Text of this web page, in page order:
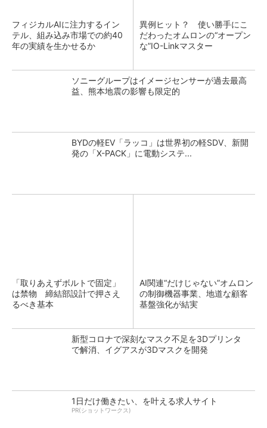
フィジカルAIに注力するイン
テル、組み込み市場での約40
年の実績を生かせるか
異例ヒット？ 使い勝手にこ
だわったオムロンの“オープン
な”IO-Linkマスター
ソニーグループはイメージセンサーが過去最高
益、熊本地震の影響も限定的
BYDの軽EV「ラッコ」は世界初の軽SDV、新開
発の「X-PACK」に電動システ...
「取りあえずボルトで固定」
は禁物 締結部設計で押さえ
るべき基本
AI関連“だけじゃない”オムロン
の制御機器事業、地道な顧客
基盤強化が結実
新型コロナで深刻なマスク不足を3Dプリンタ
で解消、イグアスが3Dマスクを開発
1日だけ働きたい、を叶える求人サイト
PR(ショットワークス)